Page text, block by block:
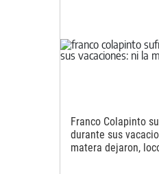
Franco Colapinto
durante sus
matera dejaron,